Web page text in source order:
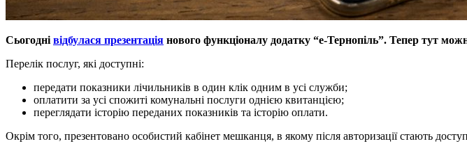
Сьогодні відбулася презентація нового функціоналу додатку “е-Тернопіль”. Тепер тут
Перелік послуг, які доступні:
передати показники лічильників в один клік одним в усі служби;
оплатити за усі спожиті комунальні послуги однією квитанцією;
переглядати історію переданих показників та історію оплати.
Окрім того, презентовано особистий кабінет мешканця, в якому після авторизації стають